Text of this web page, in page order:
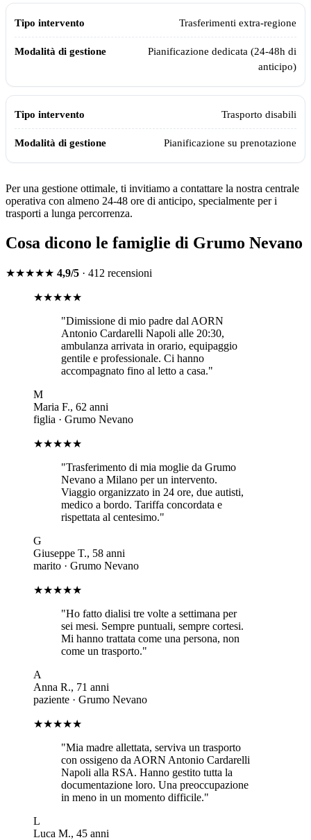
Trasferimenti extra-regione
Pianificazione dedicata (24-48h di
anticipo)
Trasporto disabili
Pianificazione su prenotazione
Per una gestione ottimale, ti invitiamo a contattare la nostra centrale
operativa con almeno 24-48 ore di anticipo, specialmente per i
trasporti a lunga percorrenza.
Cosa dicono le famiglie di Grumo Nevano
★★★★★ 4,9/5 · 412 recensioni
★★★★★
"Dimissione di mio padre dal AORN
Antonio Cardarelli Napoli alle 20:30,
ambulanza arrivata in orario, equipaggio
gentile e professionale. Ci hanno
accompagnato fino al letto a casa."
M
Maria F., 62 anni
figlia · Grumo Nevano
★★★★★
"Trasferimento di mia moglie da Grumo
Nevano a Milano per un intervento.
Viaggio organizzato in 24 ore, due autisti,
medico a bordo. Tariffa concordata e
rispettata al centesimo."
G
Giuseppe T., 58 anni
marito · Grumo Nevano
★★★★★
"Ho fatto dialisi tre volte a settimana per
sei mesi. Sempre puntuali, sempre cortesi.
Mi hanno trattata come una persona, non
come un trasporto."
A
Anna R., 71 anni
paziente · Grumo Nevano
★★★★★
"Mia madre allettata, serviva un trasporto
con ossigeno da AORN Antonio Cardarelli
Napoli alla RSA. Hanno gestito tutta la
documentazione loro. Una preoccupazione
in meno in un momento difficile."
L
Luca M., 45 anni